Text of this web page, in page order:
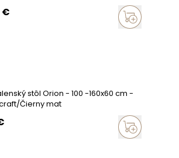
€
stôl Orion - 100 -160x60 cm -
Čierny mat